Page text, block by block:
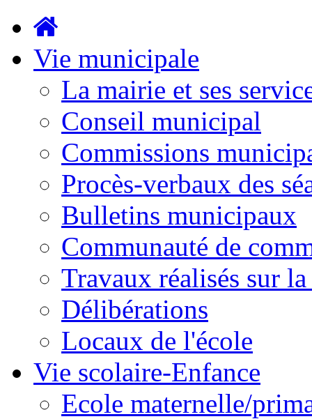
Vie municipale
La mairie et ses
Conseil municipal
Commissions
Procès-verbaux des
Bulletins municipaux
Communauté de
Travaux réalisés sur
Délibérations
Locaux de l'école
Vie scolaire-Enfance
Ecole maternelle/